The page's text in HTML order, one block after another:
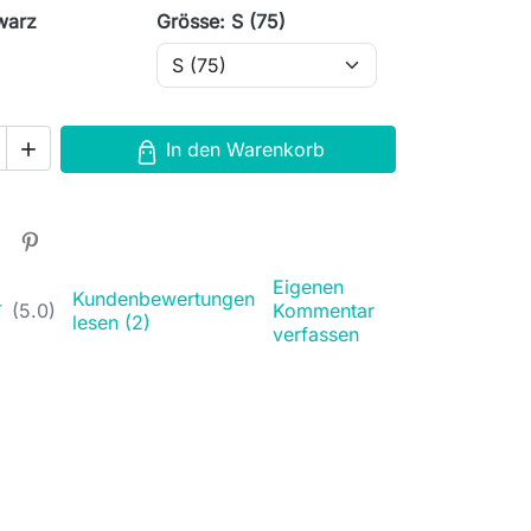
Grösse: S (75)
 In den Warenkorb
(5.0)
Kundenbewertungen
lesen (2)
Eigenen
Kommentar
verfassen